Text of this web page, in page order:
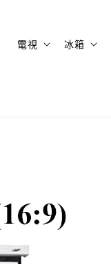
電視 冰箱